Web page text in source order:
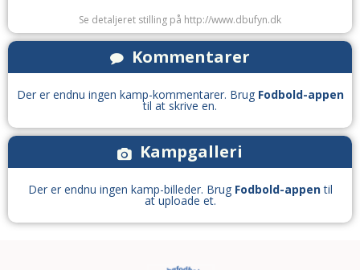
Se detaljeret stilling på http://www.dbufyn.dk
Kommentarer
Der er endnu ingen kamp-kommentarer. Brug Fodbold-appen
til at skrive en.
Kampgalleri
Der er endnu ingen kamp-billeder. Brug Fodbold-appentil
at uploade et.